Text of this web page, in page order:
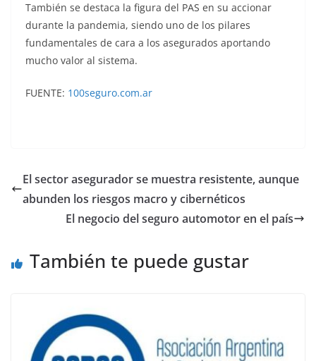
También se destaca la figura del PAS en su accionar
durante la pandemia, siendo uno de los pilares
fundamentales de cara a los asegurados aportando
mucho valor al sistema.
FUENTE: 100seguro.com.ar
El sector asegurador se muestra resistente, aunque
abunden los riesgos macro y cibernéticos
El negocio del seguro automotor en el país
También te puede gustar